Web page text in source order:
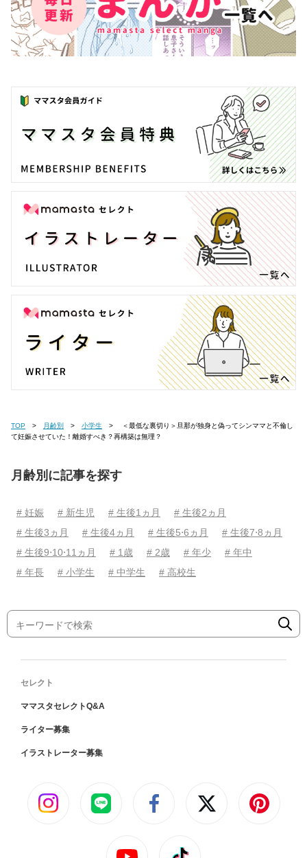
TOP 月齢別 小学生
て妊娠させていた！離婚すべき？再構築は無理？
月齢別に記事を探す
# 妊娠 # 新生児 # 生後1ヵ月
# 生後2ヵ月
# 生後3ヵ月
# 生後4ヵ月 # 生後5⋅6ヵ月
# 生後7⋅8ヵ月
# 生後9⋅10⋅11ヵ月
# 1歳 # 2歳 # 年少
# 年中
# 年長
# 小学生 # 中学生 # 高校生
セレクト
ママスタセレクトQ&A
ライター募集
イラストレーター募集